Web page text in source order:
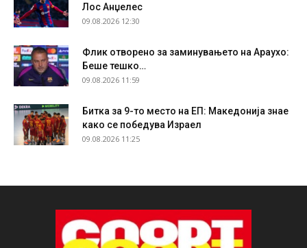
Лос Анџелес
09.08.2026 12:30
Флик отворено за заминувањето на Араухо:
Беше тешко…
09.08.2026 11:59
Битка за 9-то место на ЕП: Македонија знае
како се победува Израел
09.08.2026 11:25